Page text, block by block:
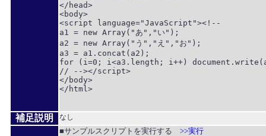
</head>
<body>
<script language="JavaScript"><!--
a1 = new Array("あ","い");
a2 = new Array("う","え","お");
a3 = a1.concat(a2);
for (i=0; i<a3.length; i++)
// --></script>
</body>
</html>
補足説明 なし
■サンプルスクリプトを実行する >>実行